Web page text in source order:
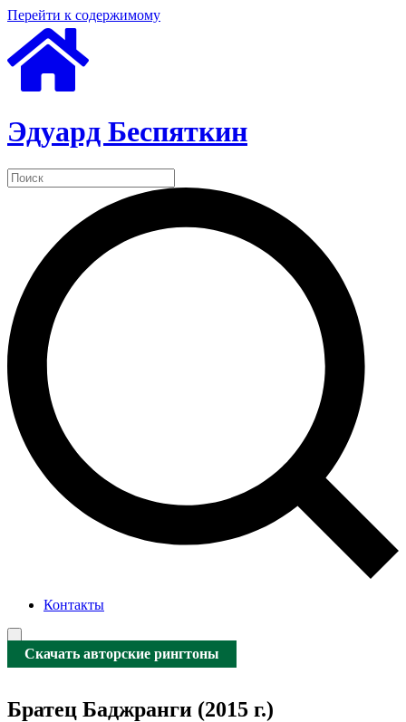
Перейти к содержимому
Эдуард Беспяткин
Контакты
Скачать авторские рингтоны
Братец Баджранги (2015 г.)